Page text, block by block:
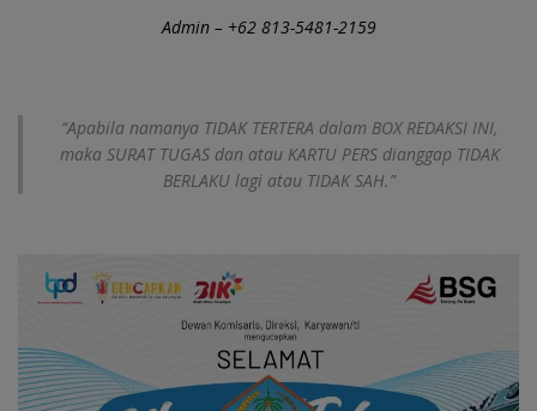
Admin – +62 813-5481-2159
“Apabila namanya TIDAK TERTERA dalam BOX REDAKSI INI,
maka SURAT TUGAS dan atau KARTU PERS dianggap TIDAK
BERLAKU lagi atau TIDAK SAH.”